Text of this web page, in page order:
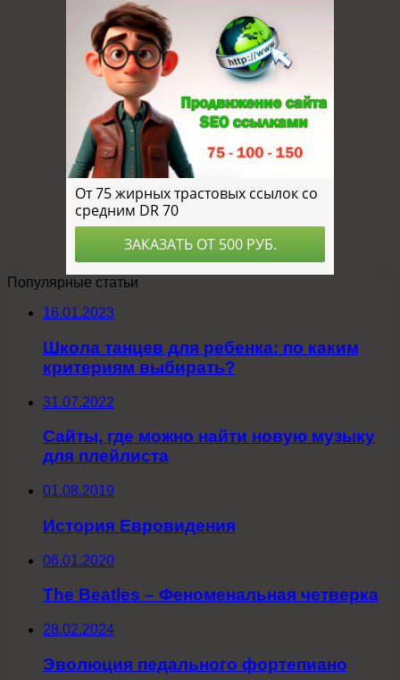
Популярные статьи
16.01.2023
Школа танцев для ребенка: по каким
критериям выбирать?
31.07.2022
Сайты, где можно найти новую музыку
для плейлиста
01.08.2019
История Евровидения
06.01.2020
The Beatles – Феноменальная четверка
28.02.2024
Эволюция педального фортепиано